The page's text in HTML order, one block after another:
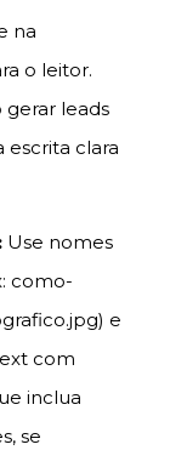
na
o leitor.
leads
escrita clara
Use nomes
como-
e
com
inclua
se